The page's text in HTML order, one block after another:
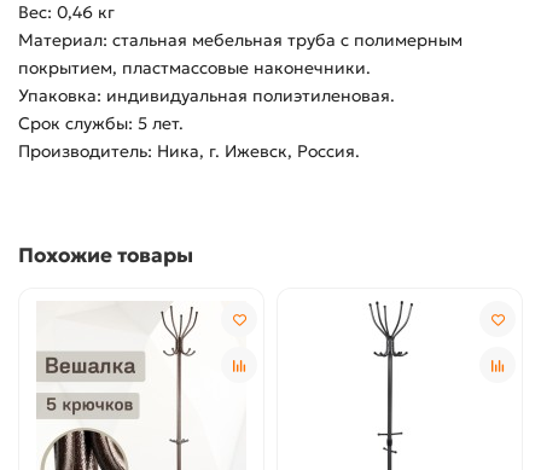
Вес: 0,46 кг
Материал: стальная мебельная труба с полимерным
покрытием, пластмассовые наконечники.
Упаковка: индивидуальная полиэтиленовая.
Срок службы: 5 лет.
Производитель: Ника, г. Ижевск, Россия.
Похожие товары